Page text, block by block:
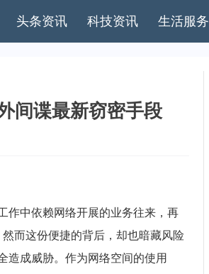
头条资讯 科技资讯 生活服务
间谍最新窃密手段
中依赖网络开展的业务往来，再
而这份便捷的背后，却也暗藏风险
造成威胁。作为网络空间的使用